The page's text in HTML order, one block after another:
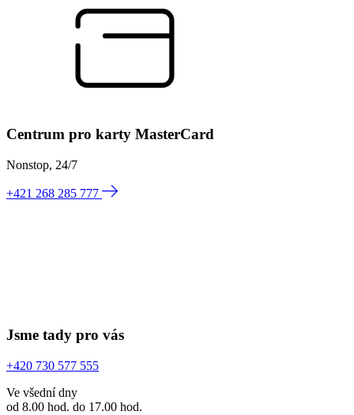
Centrum pro karty MasterCard
Nonstop, 24/7
+421 268 285 777
Jsme tady pro vás
+420 730 577 555
Ve všední dny
od 8.00 hod. do 17.00 hod.